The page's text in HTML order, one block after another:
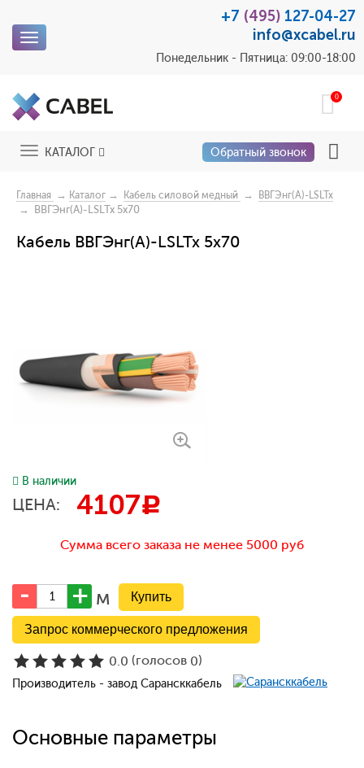
Toggle
+7 (495) 127-04-27
info@xcabel.ru
Понедельник - Пятница: 09:00-18:00
0
ToggleКАТАЛОГ Обратный звонок
Главная → Каталог → Кабель силовой медный → ВВГЭнг(А)-LSLTx
→ ВВГЭнг(А)-LSLTx 5x70
Кабель ВВГЭнг(А)-LSLTx 5x70
В наличии
ЦЕНА: 4107c
Сумма всего заказа не менее 5000 руб
м
Запрос коммерческого предложения
0.0 (голосов 0)
Производитель - завод Сарансккабель
Основные параметры